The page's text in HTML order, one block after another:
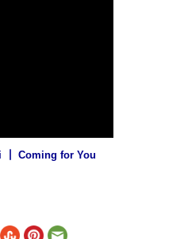
┃ Coming for You